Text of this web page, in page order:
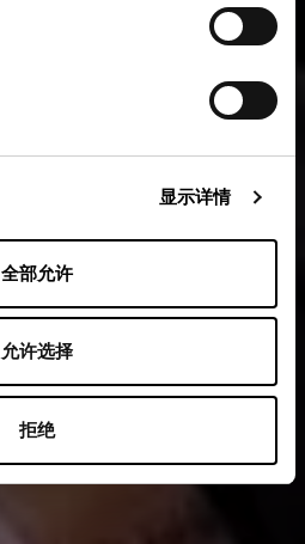
显示详情
全部允许
允许选择
拒绝